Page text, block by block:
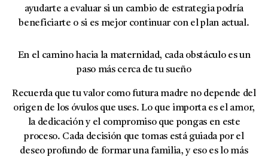
ayudarte a evaluar si un cambio de estrategia podría
beneficiarte o si es mejor continuar con el plan actual.
En el camino hacia la maternidad, cada obstáculo es un
paso más cerca de tu sueño
Recuerda que tu valor como futura madre no depende del
origen de los óvulos que uses. Lo que importa es el amor,
la dedicación y el compromiso que pongas en este
proceso. Cada decisión que tomas está guiada por el
deseo profundo de formar una familia, y eso es lo más